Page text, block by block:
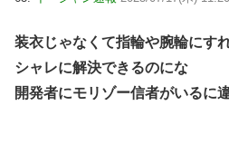
装衣じゃなくて指輪や腕輪にす
シャレに解決できるのにな
開発者にモリゾー信者がいるに